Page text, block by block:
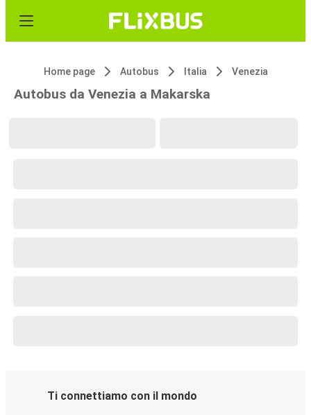
Home page Autobus Italia Venezia
Autobus da Venezia a Makarska
Ti connettiamo con il mondo